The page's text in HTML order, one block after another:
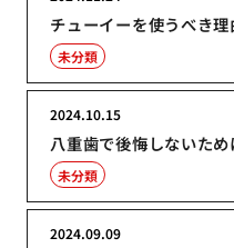
チューイーを使うべき
未分類
八重歯で後悔しないた
2024.10.15
未分類
2024.09.09